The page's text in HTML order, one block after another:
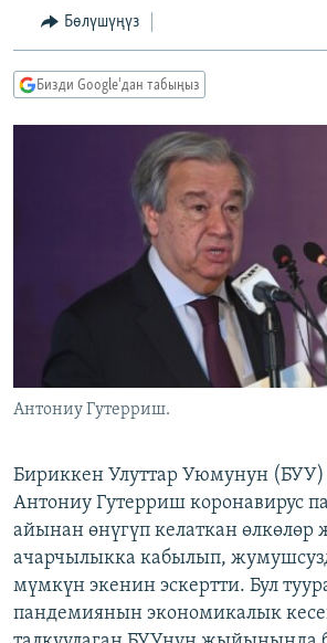
МАДАНИЯТ
ТВ ПРОГРАММАЛАР
ЭКСПЕРТТЕР ТАЛДАЙТ
БИЗ ЖАНА ДҮЙНӨ
ЭЖЕ-СИҢДИЛЕР
ЫҢГАЙСЫЗ СУРООЛОР
ӨЗГӨЧӨ ПИКИР
ЭЕ/АРнун бардык сайттары
Бөлүшүңүз
Бизди Google'дан табыңыз
Антониу Гутерриш.
Бириккен Улуттар Уюмунун
Антониу Гутерриш коронавирус
айынан өнүгүп келаткан өлкөлөр
ачарчылыкка кабылып,
мүмкүн экенин эскертти. Бул
пандемиянын экономикалык